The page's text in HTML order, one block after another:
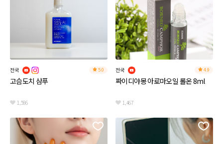
전국 5.0
고슴도치 샴푸
1,586
전국 4.9
짜이디야몽 아로마오일 롤온 8ml
1,467